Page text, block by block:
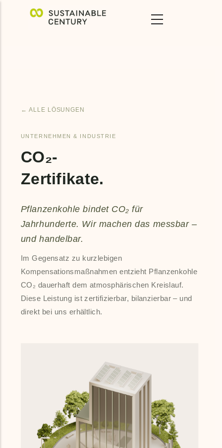
← ALLE LÖSUNGEN
UNTERNEHMEN & INDUSTRIE
CO₂-
Zertifikate.
Pflanzenkohle bindet CO₂ für
Jahrhunderte. Wir machen das messbar –
und handelbar.
Im Gegensatz zu kurzlebigen
Kompensationsmaßnahmen entzieht Pflanzenkohle
CO₂ dauerhaft dem atmosphärischen Kreislauf.
Diese Leistung ist zertifizierbar, bilanzierbar – und
direkt bei uns erhältlich.